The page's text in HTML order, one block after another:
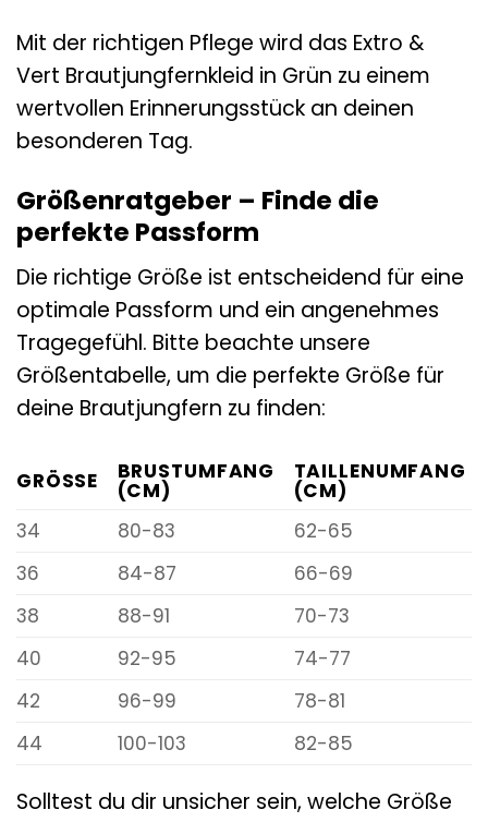
Mit der richtigen Pflege wird das Extro &
Vert Brautjungfernkleid in Grün zu einem
wertvollen Erinnerungsstück an deinen
besonderen Tag.
Größenratgeber – Finde die
perfekte Passform
Die richtige Größe ist entscheidend für eine
optimale Passform und ein angenehmes
Tragegefühl. Bitte beachte unsere
Größentabelle, um die perfekte Größe für
deine Brautjungfern zu finden:
GRÖSSE BRUSTUMFANG
(CM)
TAILLENUMFANG
(CM)
34
80-83 62-65
36
84-87 66-69
38
88-91 70-73
40
92-95 74-77
42
96-99 78-81
44
100-103 82-85
Solltest du dir unsicher sein, welche Größe